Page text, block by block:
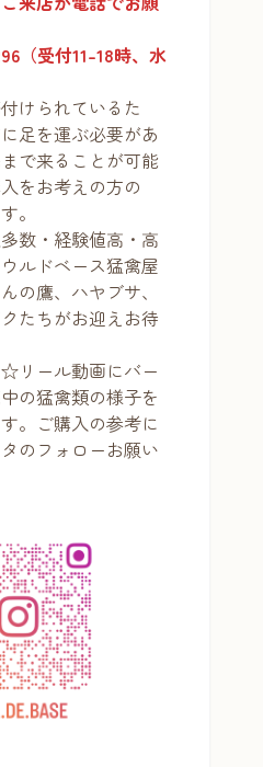
（受付11-18時、水
けられているた
足を運ぶ必要があ
で来ることが可能
をお考えの方の
。
数・経験値高・高
ルドベース猛禽屋
の鷹、ハヤブサ、
たちがお迎えお待
リール動画にバー
の猛禽類の様子を
。ご購入の参考に
のフォローお願い